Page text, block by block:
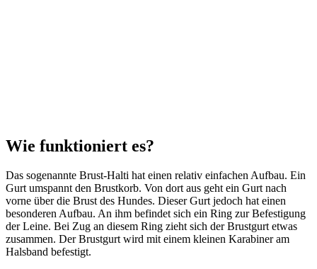
Wie funktioniert es?
Das sogenannte Brust-Halti hat einen relativ einfachen Aufbau. Ein
Gurt umspannt den Brustkorb. Von dort aus geht ein Gurt nach
vorne über die Brust des Hundes. Dieser Gurt jedoch hat einen
besonderen Aufbau. An ihm befindet sich ein Ring zur Befestigung
der Leine. Bei Zug an diesem Ring zieht sich der Brustgurt etwas
zusammen. Der Brustgurt wird mit einem kleinen Karabiner am
Halsband befestigt.